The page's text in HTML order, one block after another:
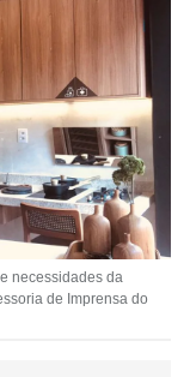
necessidades da
de Imprensa do